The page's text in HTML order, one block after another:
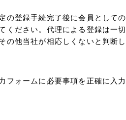
の登録手続完了後に会員としての
ください。代理による登録は一切
の他当社が相応しくないと判断し
フォームに必要事項を正確に入力